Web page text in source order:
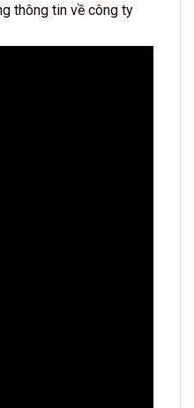
thông tin về công ty